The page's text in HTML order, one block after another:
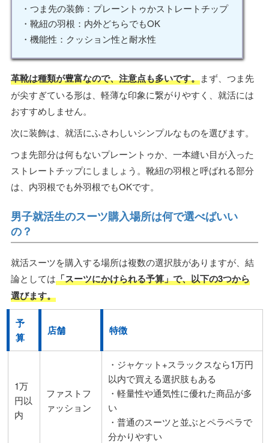
・つま先の装飾：プレーントゥかストレートチップ
・靴紐の羽根：内外どちらでもOK
・機能性：クッション性と耐水性
革靴は種類が豊富なので、注意点も多いです。まず、つま先
が尖すぎている形は、軽薄な印象に繋がりやすく、就活には
おすすめしません。
次に装飾は、就活にふさわしいシンプルなものを選びます。
つま先部分は何もないプレーントゥか、一本縫い目が入った
ストレートチップにしましょう。靴紐の羽根と呼ばれる部分
は、内羽根でも外羽根でもOKです。
男子就活生のスーツ購入場所は何で選べばいい
の？
就活スーツを購入する場所は複数の選択肢がありますが、結
論としては「スーツにかけられる予算」で、以下の3つから
選びます。
予
算
店舗 特徴
1万
円以
内
ファストフ
ァッション
・ジャケット+スラックスなら1万円
以内で買える選択肢もある
・軽量性や通気性に優れた商品が多
い
・普通のスーツと並ぶとペラペラで
分かりやすい